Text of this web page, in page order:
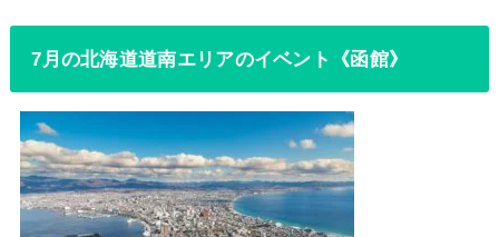
7月の北海道道南エリアのイベント《函館》